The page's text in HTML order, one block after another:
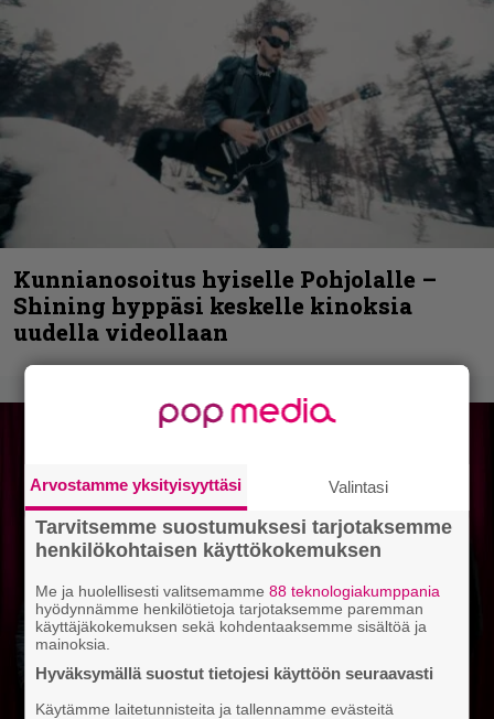
Kunnianosoitus hyiselle Pohjolalle –
Shining hyppäsi keskelle kinoksia
uudella videollaan
Arvostamme yksityisyyttäsi Valintasi
Tarvitsemme suostumuksesi tarjotaksemme
henkilökohtaisen käyttökokemuksen
Me ja huolellisesti valitsemamme88 teknologiakumppania
hyödynnämme henkilötietoja tarjotaksemme paremman
käyttäjäkokemuksen sekä kohdentaaksemme sisältöä ja
mainoksia.
Hyväksymällä suostut tietojesi käyttöön seuraavasti
Käytämme laitetunnisteita ja tallennamme evästeitä